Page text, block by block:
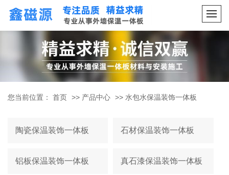
您当前位置： 首页 >> 产品中心 >> 水包水保温装饰一体板
陶瓷保温装饰一体板 石材保温装饰一体板
铝板保温装饰一体板 真石漆保温装饰一体板